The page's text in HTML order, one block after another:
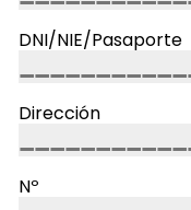
DNI/NIE/Pasaporte
Dirección
Nº